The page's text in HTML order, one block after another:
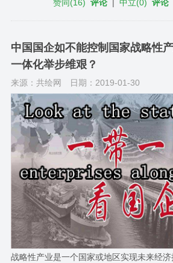
赞同 (16) 评论 |中立(0) 评论
中国国企如不能控制国家战略性
一体化举步维艰？
来源：共绘网 日期：2019-01-30
战略性产业是一个国家或地区实现未来经济